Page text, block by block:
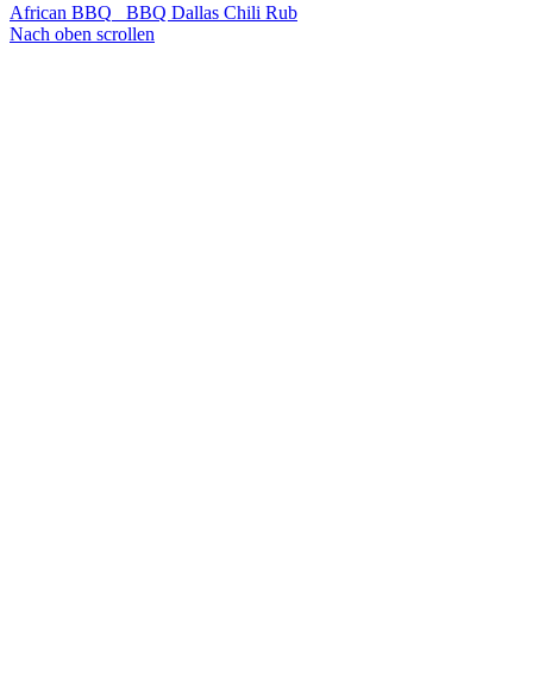
African BBQ
BBQ Dallas Chili Rub
Nach oben scrollen